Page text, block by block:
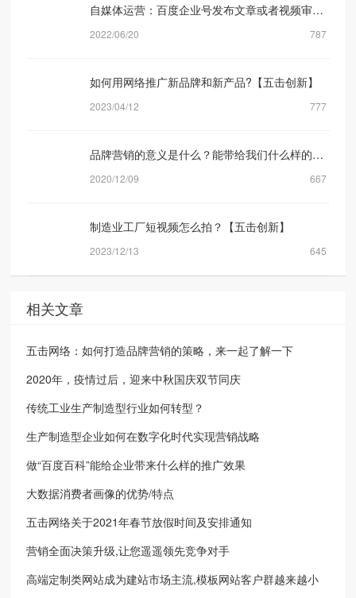
自媒体运营：百度企业号发布文章或者视频审核规则机制是什么？【五击创新】
2022/06/20 787
如何用网络推广新品牌和新产品?【五击创新】
2023/04/12 777
品牌营销的意义是什么？能带给我们什么样的转化？
2020/12/09 667
制造业工厂短视频怎么拍？【五击创新】
2023/12/13 645
相关文章
五击网络：如何打造品牌营销的策略，来一起了解一下
2020年，疫情过后，迎来中秋国庆双节同庆
传统工业生产制造型行业如何转型？
生产制造型企业如何在数字化时代实现营销战略
做“百度百科”能给企业带来什么样的推广效果
大数据消费者画像的优势/特点
五击网络关于2021年春节放假时间及安排通知
营销全面决策升级,让您遥遥领先竞争对手
高端定制类网站成为建站市场主流,模板网站客户群越来越小